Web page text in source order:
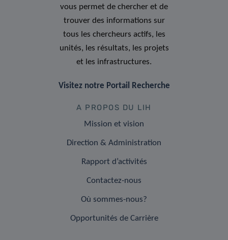
vous permet de chercher et de
trouver des informations sur
tous les chercheurs actifs, les
unités, les résultats, les projets
et les infrastructures.
Visitez notre Portail Recherche
A PROPOS DU LIH
Mission et vision
Direction & Administration
Rapport d’activités
Contactez-nous
Où sommes-nous?
Opportunités de Carrière